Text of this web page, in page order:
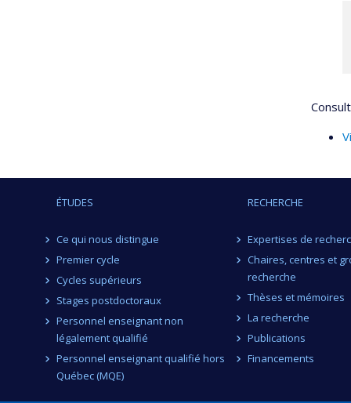
ÉTUDES
Ce qui nous distingue
Premier cycle
Cycles supérieurs
Stages postdoctoraux
Personnel enseignant non
légalement qualifié
Personnel enseignant qualifié hors
Québec (MQE)
RECHERCHE
Expertises de
Chaires, centres et
recherche
Thèses et mémoires
La recherche
Publications
Financements